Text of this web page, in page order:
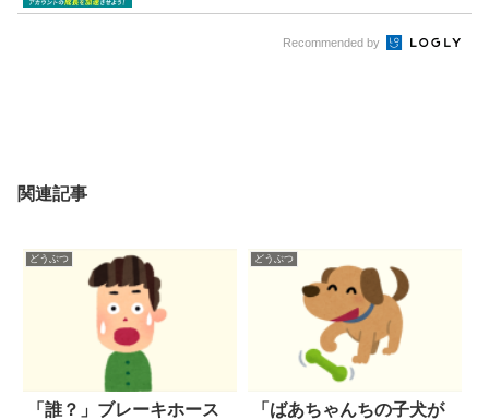
Recommended by
関連記事
どうぶつ
「誰？」ブレーキホース
どうぶつ
「ばあちゃんちの子犬が